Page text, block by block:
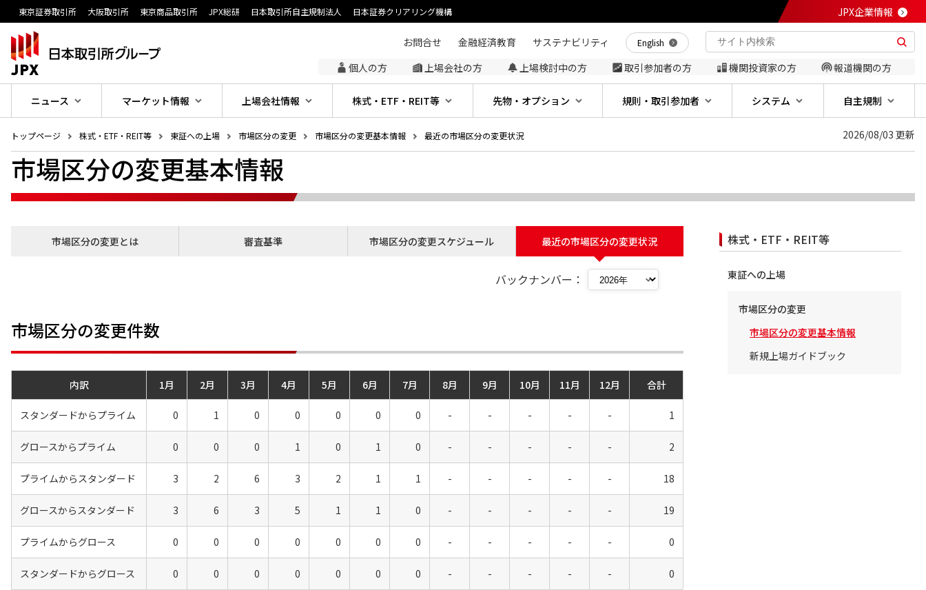
東京証券取引所 大阪取引所 東京商品取引所 JPX総研 日本取引所自主規制法人 日本証券クリアリング機構 JPX企業情報
ニュース マーケット情報 上場会社情報 株式・ETF・REIT等 先物・オプション 規則・取引参加者 システム 自主規制
個人の方 上場会社の方 上場検討中の方 取引参加者の方 機関投資家の方 報道機関の方
お問合せ 金融経済教育 サステナビリティ English
トップページ 株式・ETF・REIT等 東証への上場 市場区分の変更 市場区分の変更基本情報 最近の市場区分の変更状況 2026/08/03 更新
市場区分の変更基本情報
市場区分の変更とは 審査基準 市場区分の変更スケジュール 最近の市場区分の変更状況
バックナンバー：
市場区分の変更件数
内訳 1月 2月 3月 4月 5月 6月 7月 8月 9月 10月 11月 12月 合計
スタンダードからプライム 0 1 0 0 0 0 0 - - - - - 1
グロースからプライム 0 0 0 1 0 1 0 - - - - - 2
プライムからスタンダード 3 2 6 3 2 1 1 - - - - - 18
グロースからスタンダード 3 6 3 5 1 1 0 - - - - - 19
プライムからグロース 0 0 0 0 0 0 0 - - - - - 0
スタンダードからグロース 0 0 0 0 0 0 0 - - - - - 0
株式・ETF・REIT等
東証への上場
市場区分の変更
市場区分の変更基本情報
新規上場ガイドブック